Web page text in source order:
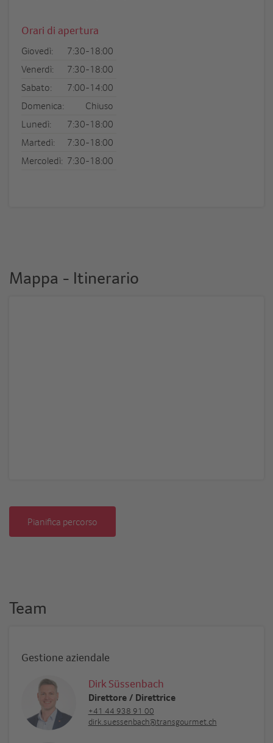
Orari di apertura
Giovedì:
7:30-18:00
Venerdì:
7:30-18:00
Sabato:
7:00-14:00
Domenica:
Chiuso
Lunedì:
7:30-18:00
Martedì:
7:30-18:00
Mercoledì: 7:30-18:00
Mappa - Itinerario
Pianifica percorso
Team
Gestione aziendale
Dirk Süssenbach
Direttore / Direttrice
+41 44 938 91 00
dirk.suessenbach@transgourmet.ch